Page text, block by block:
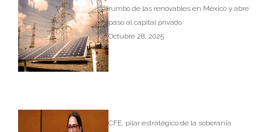
rumbo de las renovables en México y abre
paso al capital privado
Octubre 28, 2025
CFE, pilar estratégico de la soberanía